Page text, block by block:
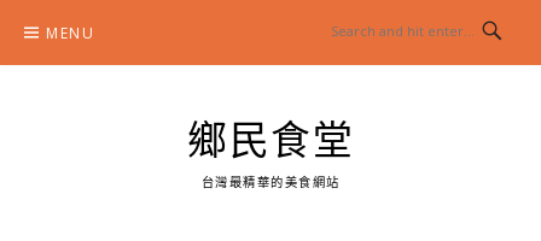
content
MENU
鄉民食堂
台灣最精華的美食網站